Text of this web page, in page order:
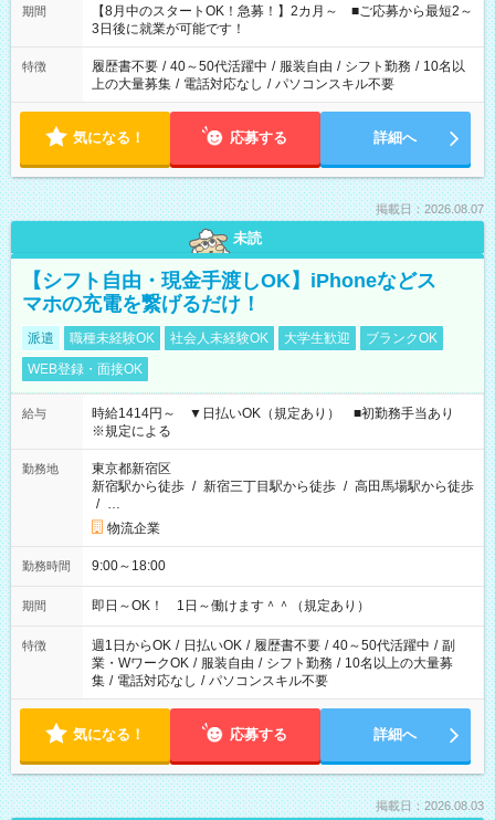
「できれば残業はしたくない」 など、ご希望を教えてください
ね。 ※Wワーク希望の方へ 今ご覧のお仕事で希望する勤務時間
と、もう1つのお仕事の勤務時間。 合計で週40時間を超える場
合は応募できません。
期間
【8月中のスタートOK！急募！】2カ月～ ■ご応募から最短2～
3日後に就業が可能です！
特徴 履歴書不要 / 40～50代活躍中 / 服装自由 / シフト勤務 / 10名以
上の大量募集 / 電話対応なし / パソコンスキル不要
気になる！ 応募する 詳細へ
掲載日：2026.08.07
未読
【シフト自由・現金手渡しOK】iPhoneなどス
マホの充電を繋げるだけ！
派遣 職種未経験OK 社会人未経験OK 大学生歓迎
ブランクOK
WEB登録・面接OK
給与
時給1414円～ ▼日払いOK（規定あり） ■初勤務手当あり
※規定による
勤務地
東京都新宿区
新宿駅から徒歩 / 新宿三丁目駅から徒歩 / 高田馬場駅から徒歩
/ …
物流企業
勤務時間 9:00～18:00
期間 即日～OK！ 1日～働けます＾＾（規定あり）
特徴 週1日からOK / 日払いOK / 履歴書不要 / 40～50代活躍中 / 副
業・WワークOK / 服装自由 / シフト勤務 / 10名以上の大量募
集 / 電話対応なし / パソコンスキル不要
気になる！ 応募する 詳細へ
掲載日：2026.08.03